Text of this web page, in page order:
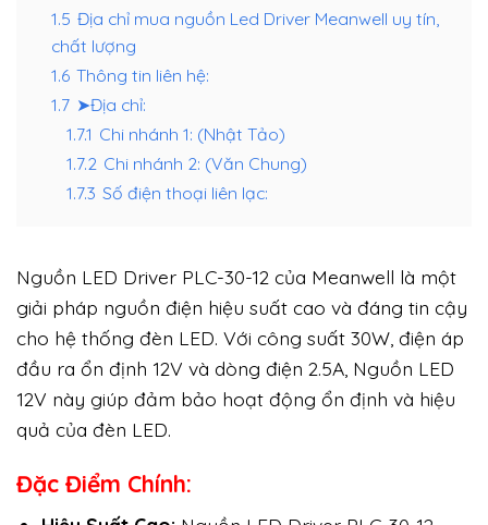
1.5 Địa chỉ mua nguồn Led Driver Meanwell uy tín,
chất lượng
1.6 Thông tin liên hệ:
1.7 ➤Địa chỉ:
1.7.1 Chi nhánh 1: (Nhật Tảo)
1.7.2 Chi nhánh 2: (Văn Chung)
1.7.3 Số điện thoại liên lạc:
Nguồn LED Driver PLC-30-12 của Meanwell là một
giải pháp nguồn điện hiệu suất cao và đáng tin cậy
cho hệ thống đèn LED. Với công suất 30W, điện áp
đầu ra ổn định 12V và dòng điện 2.5A, Nguồn LED
12V này giúp đảm bảo hoạt động ổn định và hiệu
quả của đèn LED.
Đặc Điểm Chính: